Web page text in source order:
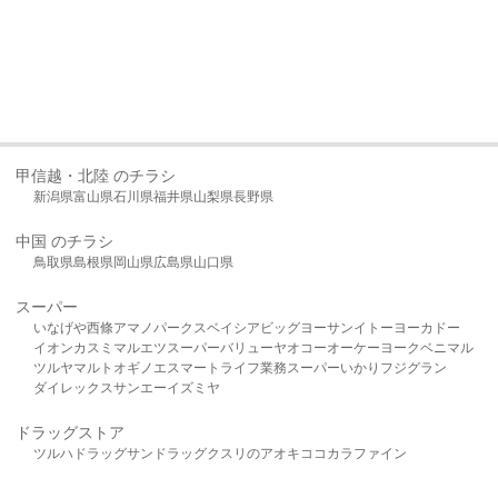
甲信越・北陸 のチラシ
新潟県富山県石川県福井県山梨県長野県
中国 のチラシ
鳥取県島根県岡山県広島県山口県
スーパー
いなげや西條アマノパークスベイシア ビッグヨーサンイトーヨーカドー
イオンカスミ マルエツスーパーバリューヤオコーオーケー ヨークベニマル
ツルヤマルト オギノ エスマート ライフ業務スーパーいかり フジグラン
ダイレックスサンエーイズミヤ
ドラッグストア
ツルハドラッグサンドラッグクスリのアオキ ココカラファイン